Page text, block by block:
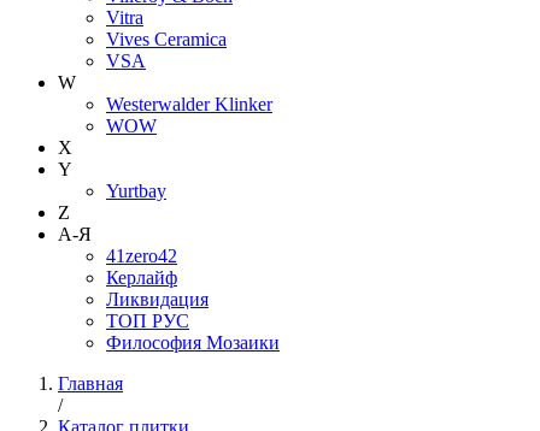
Vitra
Vives Ceramica
VSA
W
Westerwalder Klinker
WOW
X
Y
Yurtbay
Z
А-Я
41zero42
Керлайф
Ликвидация
ТОП РУС
Философия Мозаики
Главная
/
Каталог плитки